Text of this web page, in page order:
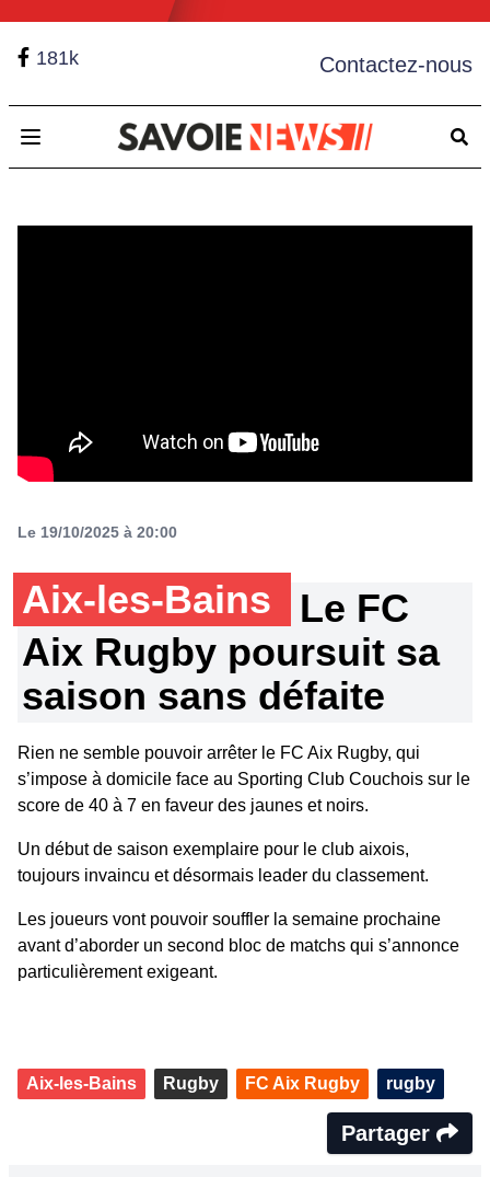
181k Contactez-nous
Open main menu
Le 19/10/2025 à 20:00
Aix-les-Bains
Le FC
Aix Rugby poursuit sa
saison sans défaite
Rien ne semble pouvoir arrêter le FC Aix Rugby, qui
s’impose à domicile face au Sporting Club Couchois sur le
score de 40 à 7 en faveur des jaunes et noirs.
Un début de saison exemplaire pour le club aixois,
toujours invaincu et désormais leader du classement.
Les joueurs vont pouvoir souffler la semaine prochaine
avant d’aborder un second bloc de matchs qui s’annonce
particulièrement exigeant.
Aix-les-Bains Rugby FC Aix Rugby rugby
Partager